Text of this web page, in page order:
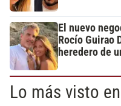
El nuevo
Rocío Guirao
heredero de
Lo más visto